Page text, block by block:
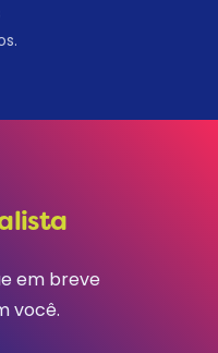
em breve
você.